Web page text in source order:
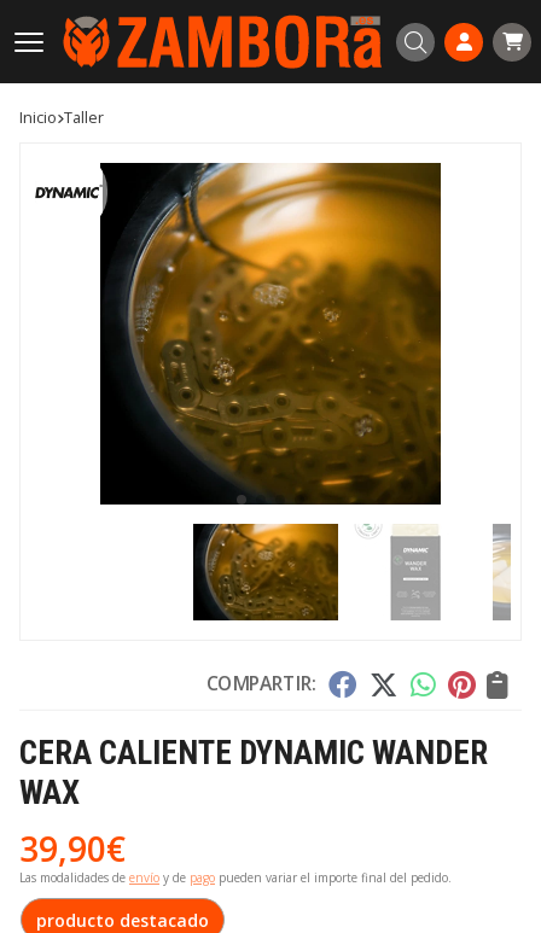
Buscar
Inicio taller
COMPARTIR:
CERA CALIENTE DYNAMIC WANDER
WAX
39,90€
Las modalidades de envío y de pago pueden variar el importe final del pedido.
producto destacado